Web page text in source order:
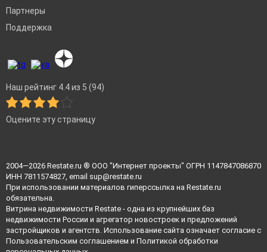
Партнеры
Поддержка
Наш рейтинг 4.4 из 5 (94)
Оцените эту страницу
2004—2026 Restate.ru ® ООО "Интернет проекты" ОГРН 1147847086870
ИНН 7811574827, email sup@restate.ru
При использовании материалов гиперссылка на Restate.ru
обязательна.
Витрина недвижимости Restate - одна из крупнейших баз
недвижимости России и агрегатор новостроек и предложений
застройщиков и агентств. Использование сайта означает согласие с
Пользовательским соглашением и Политикой обработки